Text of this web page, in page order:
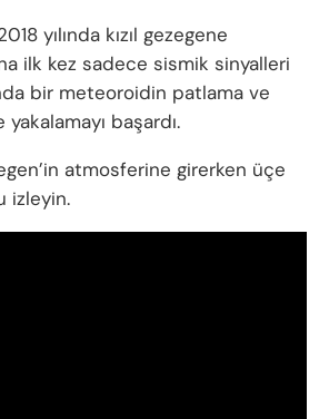
yılında kızıl gezegene
ilk kez sadece sismik sinyalleri
bir meteoroidin patlama ve
başardı.
atmosferine girerken üçe
izleyin.